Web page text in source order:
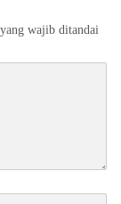
wajib ditandai